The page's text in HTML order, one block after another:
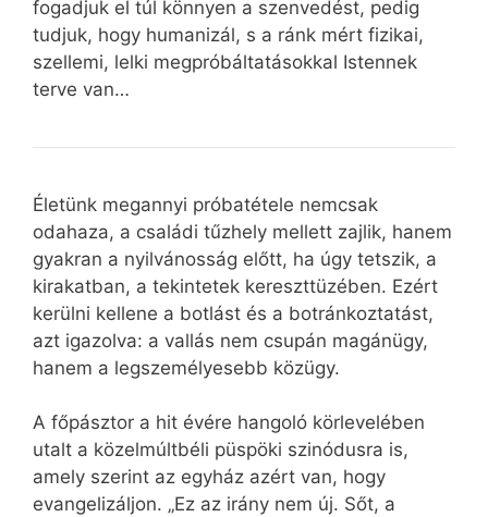
fogadjuk el túl könnyen a szenvedést, pedig
tudjuk, hogy humanizál, s a ránk mért fizikai,
szellemi, lelki megpróbáltatásokkal Istennek
terve van…
Életünk megannyi próbatétele nemcsak
odahaza, a családi tűzhely mellett zajlik, hanem
gyakran a nyilvánosság előtt, ha úgy tetszik, a
kirakatban, a tekintetek kereszttüzében. Ezért
kerülni kellene a botlást és a botránkoztatást,
azt igazolva: a vallás nem csupán magánügy,
hanem a legszemélyesebb közügy.
A főpásztor a hit évére hangoló körlevelében
utalt a közelmúltbéli püspöki szinódusra is,
amely szerint az egyház azért van, hogy
evangelizáljon. „Ez az irány nem új. Sőt, a